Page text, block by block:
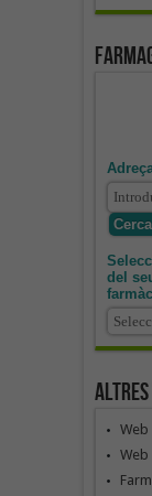
del
Altres
Web
Web